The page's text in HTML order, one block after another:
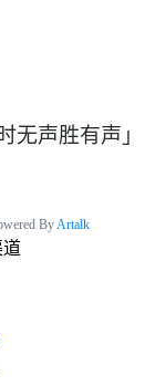
无声胜有声」
ByArtalk
道